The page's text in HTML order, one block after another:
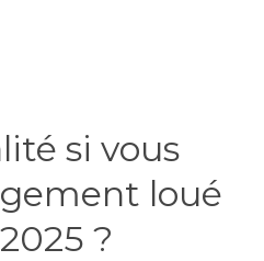
si vous
loué
?